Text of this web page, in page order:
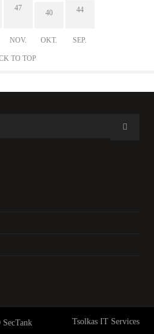
47
NOV.
40
OKT.
44
SEP.
TO TOP
Tsolkas IT Services